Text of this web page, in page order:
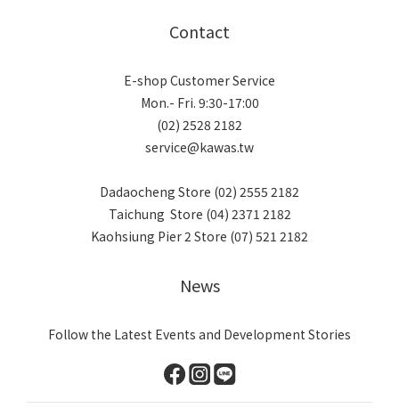
Contact
E-shop Customer Service
Mon.- Fri. 9:30-17:00
(02) 2528 2182
service@kawas.tw
Dadaocheng Store (02) 2555 2182
Taichung Store (04) 2371 2182
Kaohsiung Pier 2 Store (07) 521 2182
News
Follow the Latest Events and Development Stories